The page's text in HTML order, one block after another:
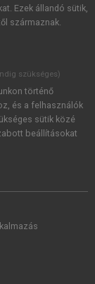
a szotar.netés a
Ezek állandó sütik,
származnak.
szükséges)
történő
és a felhasználók
sütik közé
beállításokat